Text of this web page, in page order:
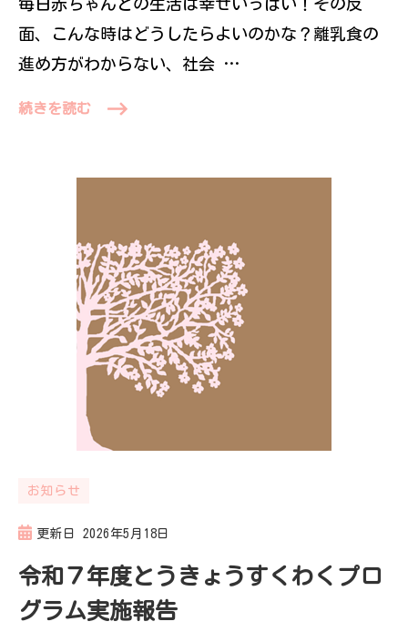
毎日赤ちゃんとの生活は幸せいっぱい！その反
面、こんな時はどうしたらよいのかな？離乳食の
進め方がわからない、社会 …
続きを読む
更新日 2026年5月18日
お知らせ
令和７年度とうきょうすくわくプロ
グラム実施報告